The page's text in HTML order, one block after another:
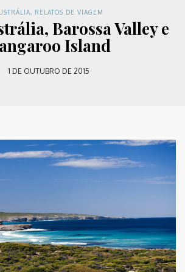
, RELATOS DE VIAGEM
Barossa Valley e
Island
1 DE OUTUBRO DE 2015